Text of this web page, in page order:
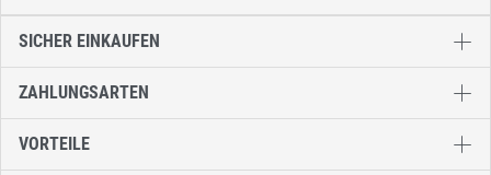
SICHER EINKAUFEN
ZAHLUNGSARTEN
VORTEILE